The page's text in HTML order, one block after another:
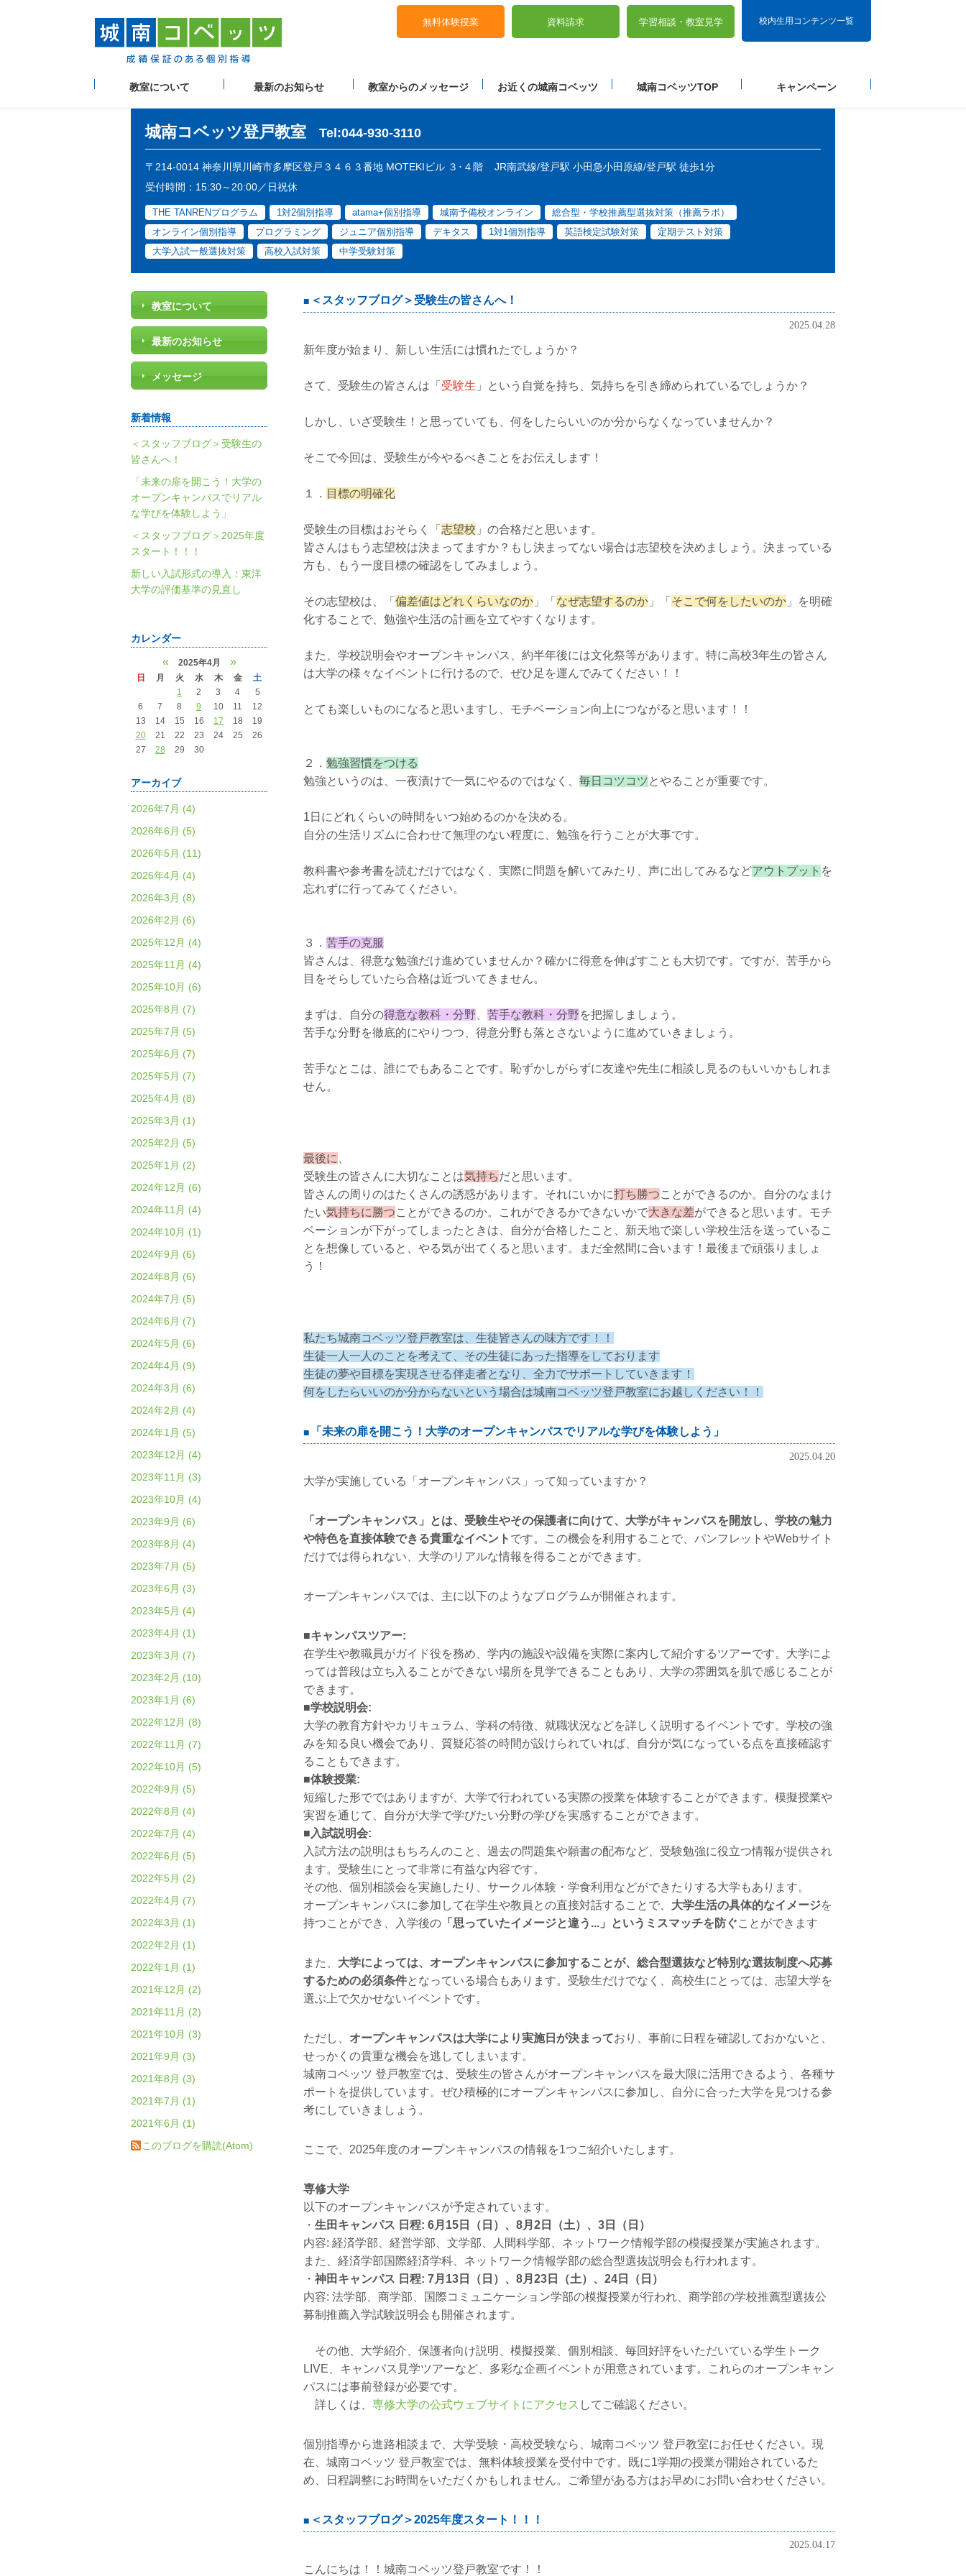
校内生用コンテンツ一覧
無料体験授業 資料請求 学習相談・ 教室見学
教室について 最新のお知らせ 教室からのメッセージ お近くの城南コベッツ 城南コベッツTOP キャンペーン
城南コベッツ登戸教室 Tel:044-930-3110
〒214-0014 神奈川県川崎市多摩区登戸３４６３番地 MOTEKIビル ３･４階
JR南武線/登戸駅 小田急小田原線/登戸駅 徒歩1分
受付時間：15:30～20:00／日祝休
THE TANRENプログラム 1対2個別指導 atama+個別指導 城南予備校オンライン
総合型・学校推薦型選抜対策（推薦ラボ）
オンライン個別指導
プログラミング ジュニア個別指導 デキタス 1対1個別指導 英語検定試験対策
定期テスト対策
大学入試一般選抜対策
高校入試対策 中学受験対策
＜スタッフブログ＞受験生の皆さんへ！
2025.04.28
新年度が始まり、新しい生活には慣れたでしょうか？
さて、受験生の皆さんは「 受験生 」という自覚を持ち、気持ちを引き締められているでしょうか？
しかし、いざ受験生！と思っていても、何をしたらいいのか分からなくなっていませんか？
そこで今回は、受験生が今やるべきことをお伝えします！
１． 目標の明確化
受験生の目標はおそらく「 志望校 」の合格だと思います。
皆さんはもう志望校は決まってますか？もし決まってない場合は志望校を決めましょう。決まっている
方も、もう一度目標の確認をしてみましょう。
その志望校は、「 偏差値はどれくらいなのか 」「 なぜ志望するのか 」「 そこで何をしたいのか 」を明確
化することで、勉強や生活の計画を立てやすくなります。
また、学校説明会やオープンキャンパス、約半年後には文化祭等があります。特に高校3年生の皆さん
は大学の様々なイベントに行けるので、ぜひ足を運んでみてください！！
とても楽しいものになると思いますし、モチベーション向上につながると思います！！
２． 勉強習慣をつける
勉強というのは、一夜漬けで一気にやるのではなく、 毎日コツコツ とやることが重要です。
1日にどれくらいの時間をいつ始めるのかを決める。
自分の生活リズムに合わせて無理のない程度に、勉強を行うことが大事です。
教科書や参考書を読むだけではなく、実際に問題を解いてみたり、声に出してみるなどアウトプット を
忘れずに行ってみてください。
３． 苦手の克服
皆さんは、得意な勉強だけ進めていませんか？確かに得意を伸ばすことも大切です。ですが、苦手から
目をそらしていたら合格は近づいてきません。
まずは、自分の得意な教科・分野 苦手な教科・分野を把握しましょう。
苦手な分野を徹底的にやりつつ、得意分野も落とさないように進めていきましょう。
苦手なとこは、誰にでもあることです。恥ずかしがらずに友達や先生に相談し見るのもいいかもしれま
せん。
最後に
受験生の皆さんに大切なことは気持ちだと思います。
皆さんの周りのはたくさんの誘惑があります。それにいかに打ち勝つことができるのか。自分のなまけ
たい気持ちに勝つことができるのか。これができるかできないかで大きな差ができると思います。モチ
ベーションが下がってしまったときは、自分が合格したこと、新天地で楽しい学校生活を送っているこ
とを想像していると、やる気が出てくると思います。まだ全然間に合います！最後まで頑張りましょ
う！
私たち城南コベッツ登戸教室は、生徒皆さんの味方です！！
生徒一人一人のことを考えて、その生徒にあった指導をしております
生徒の夢や目標を実現させる伴走者となり、全力でサポートしていきます！
何をしたらいいのか分からないという場合は城南コベッツ登戸教室にお越しください！！
「未来の扉を開こう！大学のオープンキャンパスでリアルな学びを体験しよう」
2025.04.20
大学が実施している「オープンキャンパス」って知っていますか？
「オープンキャンパス」とは、受験生やその保護者に向けて、大学がキャンパスを開放し、学校の魅力
や特色を直接体験できる貴重なイベント です。この機会を利用することで、パンフレットやWebサイト
だけでは得られない、大学のリアルな情報を得ることができます。
オープンキャンパスでは、主に以下のようなプログラムが開催されます。
■キャンパスツアー:
在学生や教職員がガイド役を務め、学内の施設や設備を実際に案内して紹介するツアーです。大学によ
っては普段は立ち入ることができない場所を見学できることもあり、大学の雰囲気を肌で感じることが
できます。
■学校説明会:
大学の教育方針やカリキュラム、学科の特徴、就職状況などを詳しく説明するイベントです。学校の強
みを知る良い機会であり、質疑応答の時間が設けられていれば、自分が気になっている点を直接確認す
ることもできます。
■体験授業:
短縮した形でではありますが、大学で行われている実際の授業を体験することができます。模擬授業や
実習を通じて、自分が大学で学びたい分野の学びを実感することができます。
■入試説明会:
入試方法の説明はもちろんのこと、過去の問題集や願書の配布など、受験勉強に役立つ情報が提供され
ます。受験生にとって非常に有益な内容です。
その他、個別相談会を実施したり、サークル体験・学食利用などができたりする大学もあります。
オープンキャンパスに参加して在学生や教員との直接対話することで、 大学生活の具体的なイメージを
持つことができ、入学後の 「思っていたイメージと違う...」というミスマッチを防ぐことができます
また、 大学によっては、オープンキャンパスに参加することが、総合型選抜など特別な選抜制度へ応募
するための必須条件となっている場合もあります。受験生だけでなく、高校生にとっては、志望大学を
選ぶ上で欠かせないイベントです。
ただし、 オープンキャンパスは大学により実施日が決まっており、事前に日程を確認しておかないと、
せっかくの貴重な機会を逃してしまいます。
城南コベッツ 登戸教室では、受験生の皆さんがオープンキャンパスを最大限に活用できるよう、各種サ
ポートを提供しています。ぜひ積極的にオープンキャンパスに参加し、自分に合った大学を見つける参
考にしていきましょう。
ここで、2025年度のオープンキャンパスの情報を1つご紹介いたします。
専修大学
以下のオープンキャンパスが予定されています。
・ 生田キャンパス 日程: 6月15日（日）、8月2日（土）、3日（日）
内容: 経済学部、経営学部、文学部、人間科学部、ネットワーク情報学部の模擬授業が実施されます。
また、経済学部国際経済学科、ネットワーク情報学部の総合型選抜説明会も行われます。
・ 神田キャンパス 日程: 7月13日（日）、8月23日（土）、24日（日）
内容: 法学部、商学部、国際コミュニケーション学部の模擬授業が行われ、商学部の学校推薦型選抜公
募制推薦入学試験説明会も開催されます。
その他、大学紹介、保護者向け説明、模擬授業、個別相談、毎回好評をいただいている学生トーク
LIVE、キャンパス見学ツアーなど、多彩な企画イベントが用意されています。これらのオープンキャン
パスには事前登録が必要です。
詳しくは、 専修大学の公式ウェブサイトにアクセス してご確認ください。
個別指導から進路相談まで、大学受験・高校受験なら、城南コベッツ 登戸教室にお任せください。現
在、城南コベッツ 登戸教室では、無料体験授業を受付中です。既に1学期の授業が開始されているた
め、日程調整にお時間をいただくかもしれません。ご希望がある方はお早めにお問い合わせください。
＜スタッフブログ＞2025年度スタート！！！
2025.04.17
こんにちは！！城南コベッツ登戸教室です！！
教室について
最新のお知らせ
メッセージ
新着情報
＜スタッフブログ＞受験生の
皆さんへ！
「未来の扉を開こう！大学の
オープンキャンパスでリアル
な学びを体験しよう」
＜スタッフブログ＞2025年度
スタート！！！
新しい入試形式の導入：東洋
大学の評価基準の見直し
カレンダー
« 2025年4月 »
日 月 火 水 木 金
土
1
2 3 4
5
6
7 8 9 10 11
12
13
14 15 16 17 18
19
20
21 22 23 24 25
26
27
28 29 30
アーカイブ
2026年7月 (4)
2026年6月 (5)
2026年5月 (11)
2026年4月 (4)
2026年3月 (8)
2026年2月 (6)
2025年12月 (4)
2025年11月 (4)
2025年10月 (6)
2025年8月 (7)
2025年7月 (5)
2025年6月 (7)
2025年5月 (7)
2025年4月 (8)
2025年3月 (1)
2025年2月 (5)
2025年1月 (2)
2024年12月 (6)
2024年11月 (4)
2024年10月 (1)
2024年9月 (6)
2024年8月 (6)
2024年7月 (5)
2024年6月 (7)
2024年5月 (6)
2024年4月 (9)
2024年3月 (6)
2024年2月 (4)
2024年1月 (5)
2023年12月 (4)
2023年11月 (3)
2023年10月 (4)
2023年9月 (6)
2023年8月 (4)
2023年7月 (5)
2023年6月 (3)
2023年5月 (4)
2023年4月 (1)
2023年3月 (7)
2023年2月 (10)
2023年1月 (6)
2022年12月 (8)
2022年11月 (7)
2022年10月 (5)
2022年9月 (5)
2022年8月 (4)
2022年7月 (4)
2022年6月 (5)
2022年5月 (2)
2022年4月 (7)
2022年3月 (1)
2022年2月 (1)
2022年1月 (1)
2021年12月 (2)
2021年11月 (2)
2021年10月 (3)
2021年9月 (3)
2021年8月 (3)
2021年7月 (1)
2021年6月 (1)
このブログを購読(Atom)